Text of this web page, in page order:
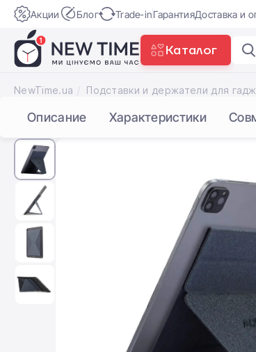
Акции Блог Trade-inГарантияДоставка и
Каталог
NewTime.ua Подставки и держатели для
Описание Характеристики